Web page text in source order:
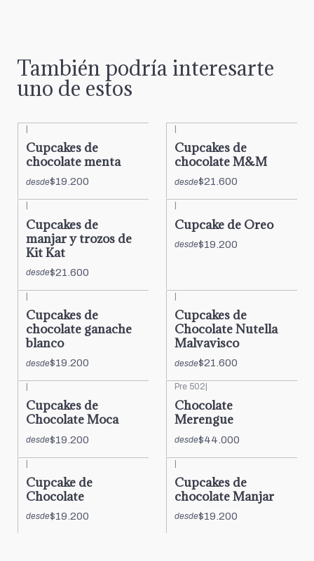
También podría interesarte
uno de estos
Cupcakes de
chocolate menta
desde$19.200
Cupcakes de
chocolate M&M
desde$21.600
Cupcakes de
manjar y trozos de
Kit Kat
desde$21.600
Cupcake de Oreo
desde$19.200
|
Cupcakes de
chocolate ganache
blanco
desde$19.200
|
Cupcakes de
Chocolate Nutella
Malvavisco
desde$21.600
Cupcakes de
Chocolate Moca
desde$19.200
Pre 502
Chocolate
Merengue
desde$44.000
|
Cupcake de
Chocolate
desde$19.200
|
Cupcakes de
chocolate Manjar
desde$19.200